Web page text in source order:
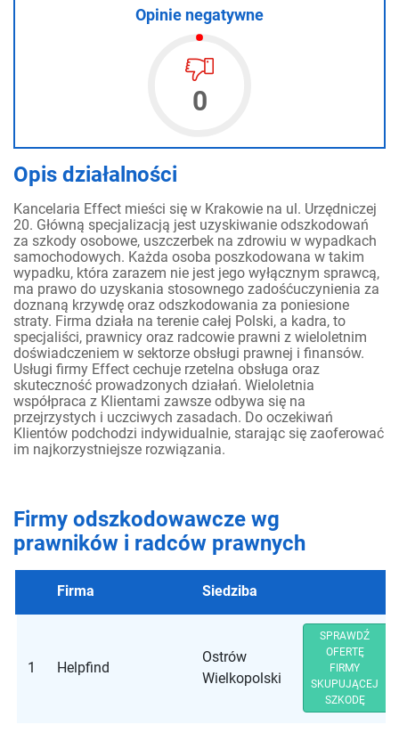
Opinie negatywne
0
Opis działalności
Kancelaria Effect mieści się w Krakowie na ul. Urzędniczej
20. Główną specjalizacją jest uzyskiwanie odszkodowań
za szkody osobowe, uszczerbek na zdrowiu w wypadkach
samochodowych. Każda osoba poszkodowana w takim
wypadku, która zarazem nie jest jego wyłącznym sprawcą,
ma prawo do uzyskania stosownego zadośćuczynienia za
doznaną krzywdę oraz odszkodowania za poniesione
straty. Firma działa na terenie całej Polski, a kadra, to
specjaliści, prawnicy oraz radcowie prawni z wieloletnim
doświadczeniem w sektorze obsługi prawnej i finansów.
Usługi firmy Effect cechuje rzetelna obsługa oraz
skuteczność prowadzonych działań. Wieloletnia
współpraca z Klientami zawsze odbywa się na
przejrzystych i uczciwych zasadach. Do oczekiwań
Klientów podchodzi indywidualnie, starając się zaoferować
im najkorzystniejsze rozwiązania.
Firmy odszkodowawcze wg
prawników i radców prawnych
Firma Siedziba
1 Helpfind
Ostrów
Wielkopolski
SPRAWDŹ
OFERTĘ
FIRMY
SKUPUJĄCEJ
SZKODĘ